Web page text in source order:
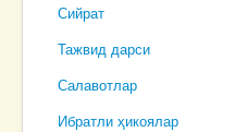
Сийрат
Тажвид дарси
Салавотлар
Ибратли ҳикоялар